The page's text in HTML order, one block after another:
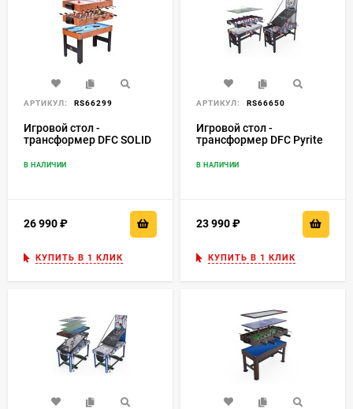
АРТИКУЛ: RS66299
Игровой стол -
трансформер DFC SOLID
В НАЛИЧИИ
26 990
КУПИТЬ В 1 КЛИК
АРТИКУЛ: RS66650
Игровой стол -
трансформер DFC Pyrite
В НАЛИЧИИ
23 990
КУПИТЬ В 1 КЛИК